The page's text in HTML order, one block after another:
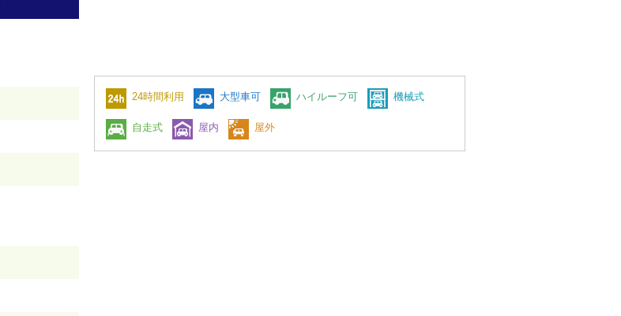
24時間利用 大型車可 ハイルーフ可 機械式
自走式 屋内 屋外